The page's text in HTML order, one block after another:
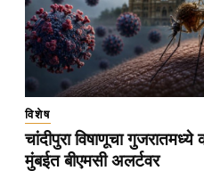
विशेष
चांदीपुरा विषाणूचा
मुंबईत बीएमसी अलर्टवर